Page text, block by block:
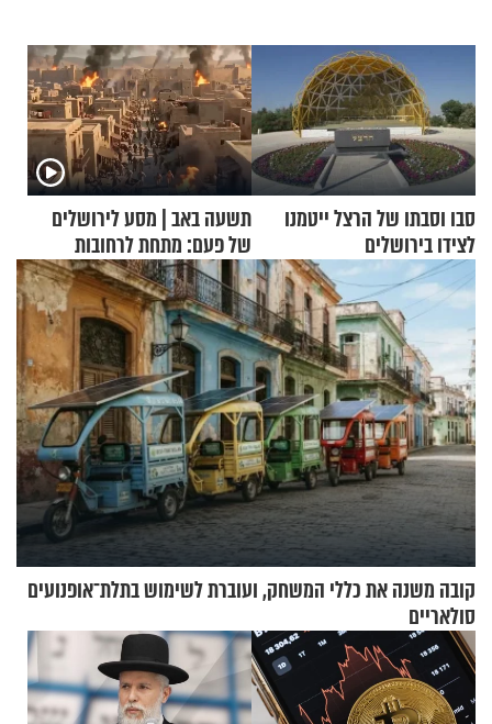
סבו וסבתו של הרצל ייטמנו
לצידו בירושלים
תשעה באב | מסע לירושלים
של פעם: מתחת לרחובות
ירושלים
קובה משנה את כללי המשחק, ועוברת לשימוש בתלת־אופנועים
סולאריים